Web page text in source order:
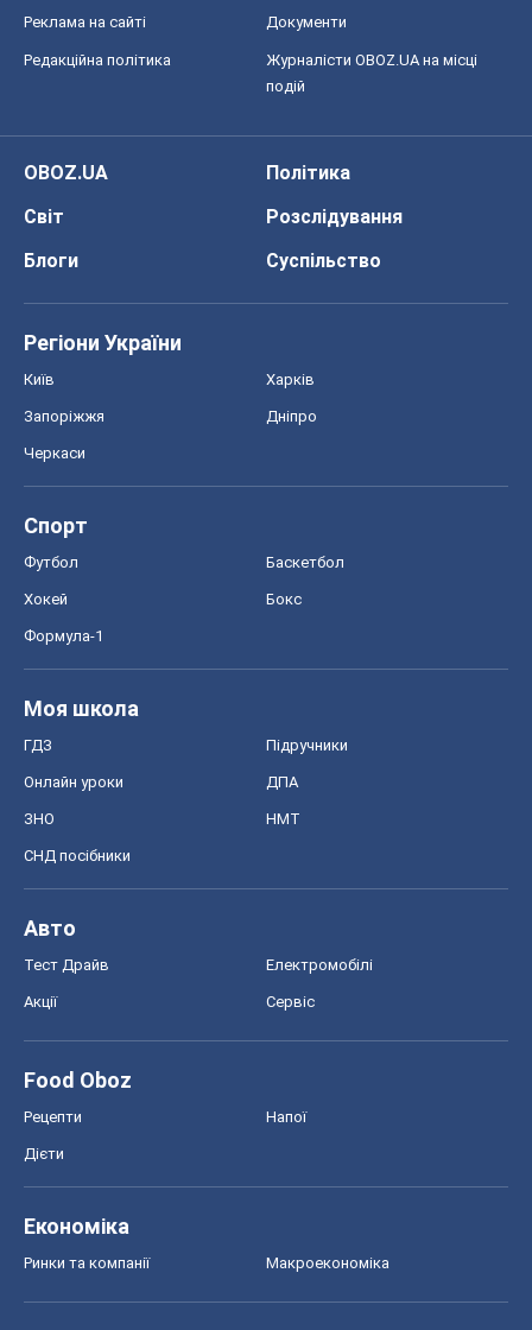
Реклама на сайті Документи
Редакційна політика
Журналісти OBOZ.UA на місці
подій
OBOZ.UA
Політика
Світ
Розслідування
Блоги
Суспільство
Регіони України
Київ Харків
Запоріжжя Дніпро
Черкаси
Спорт
Футбол Баскетбол
Хокей Бокс
Формула-1
Моя школа
ГДЗ Підручники
Онлайн уроки ДПА
ЗНО НМТ
СНД посібники
Авто
Тест Драйв Електромобілі
Акції Сервіс
Food Oboz
Рецепти Напої
Дієти
Економіка
Ринки та компанії Макроекономіка